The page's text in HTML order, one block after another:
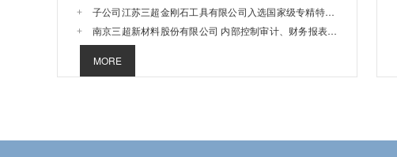
子公司江苏三超金刚石工具有限公司入选国家级专精特新小巨人企业
南京三超新材料股份有限公司 内部控制审计、财务报表审计选聘会计师事务所服务采购项目中标结果公示
MORE